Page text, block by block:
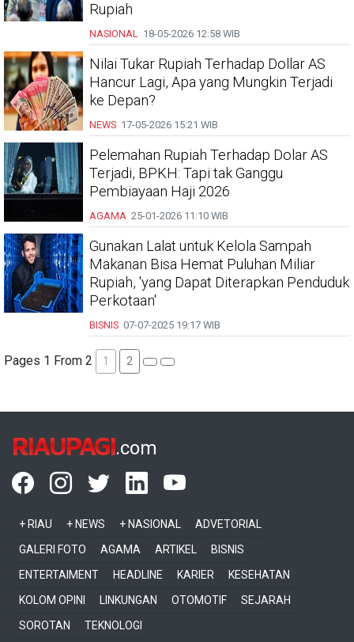
Rupiah
NASIONAL 18-05-2026 12:58 WIB
Nilai Tukar Rupiah Terhadap Dollar AS
Hancur Lagi, Apa yang Mungkin Terjadi
ke Depan?
NEWS 17-05-2026 15:21 WIB
Pelemahan Rupiah Terhadap Dolar AS
Terjadi, BPKH: Tapi tak Ganggu
Pembiayaan Haji 2026
AGAMA 25-01-2026 11:10 WIB
Gunakan Lalat untuk Kelola Sampah
Makanan Bisa Hemat Puluhan Miliar
Rupiah, 'yang Dapat Diterapkan Penduduk
Perkotaan'
BISNIS 07-07-2025 19:17 WIB
Pages 1 From 2 1 2
RIAUPAGI.com
+ RIAU + NEWS + NASIONAL
ADVETORIAL
GALERI FOTO
AGAMA ARTIKEL
BISNIS
ENTERTAIMENT
HEADLINE KARIER
KESEHATAN
KOLOM OPINI
LINKUNGAN OTOMOTIF
SEJARAH
SOROTAN
TEKNOLOGI